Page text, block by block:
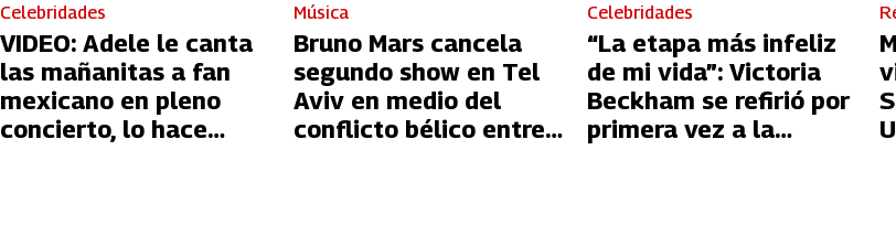
Celebridades
VIDEO: Adele le canta
las mañanitas a fan
mexicano en pleno
concierto, lo hace
Música
Bruno Mars cancela
segundo show en Tel
Aviv en medio del
conflicto bélico entre
Celebridades
“La etapa más infeliz
de mi vida”: Victoria
Beckham se refirió por
primera vez a la